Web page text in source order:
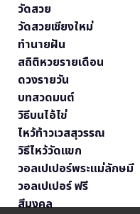
วัดสวย
วัดสวยเชียงใหม่
ทำนายฝัน
สถิติหวยรายเดือน
ดวงรายวัน
บทสวดมนต์
วิธีบนไอ้ไข่
ไหว้ท้าวเวสสุวรรณ
วิธีไหว้วัดแขก
วอลเปเปอร์พระแม่ลักษมี
วอลเปเปอร์ ฟรี
สีมงคล